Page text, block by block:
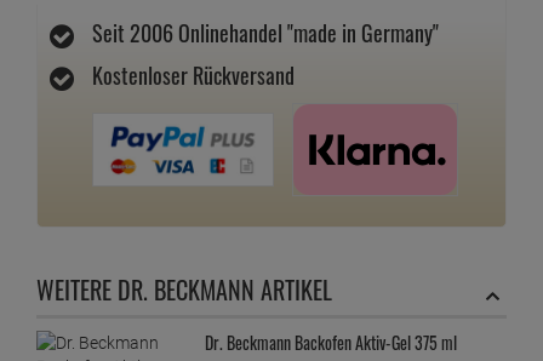
Seit 2006 Onlinehandel "made in Germany"
Kostenloser Rückversand
WEITERE DR. BECKMANN ARTIKEL
Dr. Beckmann Backofen Aktiv-Gel 375 ml